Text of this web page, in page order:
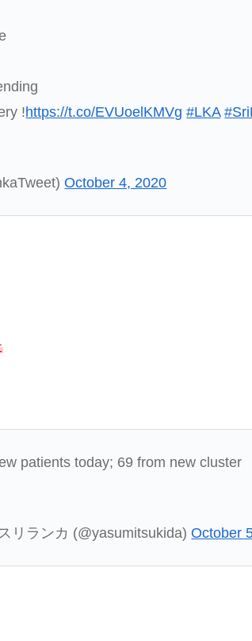
!https://t.co/EVUoelKMVg #LKA
October 4, 2020
patients today; 69 from new cluster
ランカ (@yasumitsukida)October